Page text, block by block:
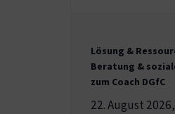
Lösung &
Beratung &
zum Coach DGfC
22. August